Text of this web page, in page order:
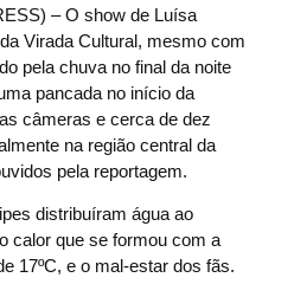
– O show de Luísa
Virada Cultural, mesmo com
pela chuva no final da noite
pancada no início da
câmeras e cerca de dez
na região central da
pela reportagem.
distribuíram água ao
calor que se formou com a
17ºC, e o mal-estar dos fãs.